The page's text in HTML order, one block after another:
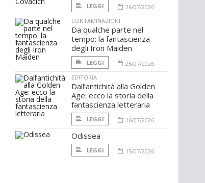
LEGGI
26/07/2026
CONTAMINAZIONI
Da qualche parte nel
tempo: la fantascienza
degli Iron Maiden
LEGGI
26/07/2026
EDITORIA
Dall’antichità alla Golden
Age: ecco la storia della
fantascienza letteraria
LEGGI 16/07/2026
Odissea
LEGGI 15/07/2026